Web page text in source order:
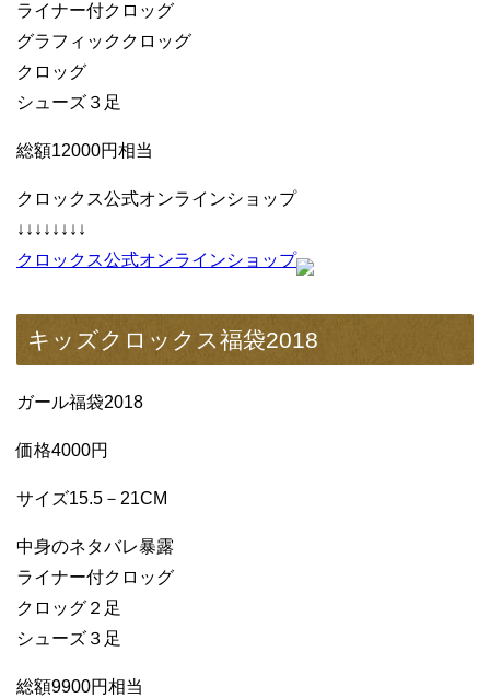
ライナー付クロッグ
グラフィッククロッグ
クロッグ
シューズ３足
総額12000円相当
クロックス公式オンラインショップ
↓↓↓↓↓↓↓↓
クロックス公式オンラインショップ
キッズクロックス福袋2018
ガール福袋2018
価格4000円
サイズ15.5－21CM
中身のネタバレ暴露
ライナー付クロッグ
クロッグ２足
シューズ３足
総額9900円相当